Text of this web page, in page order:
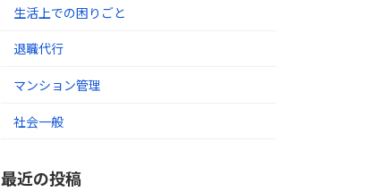
生活上での困りごと
退職代行
マンション管理
社会一般
最近の投稿